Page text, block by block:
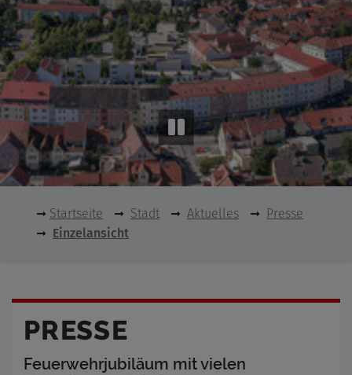
Startseite Stadt Aktuelles
Presse
Einzelansicht
PRESSE
Feuerwehrjubiläum mit vielen